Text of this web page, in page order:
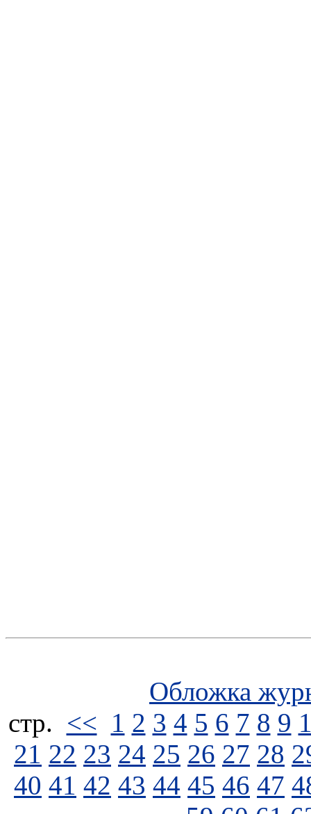
Обложка
стp. << 1 2 3 4 5 6 7 8 9
21 22 23 24 25 26 27 28
40 41 42 43 44 45 46 47